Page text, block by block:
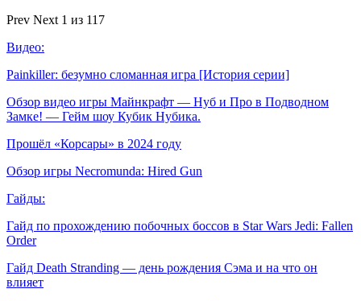
Prev Next 1 из 117
Видео:
Painkiller: безумно сломанная игра [История серии]
Обзор видео игры Майнкрафт — Нуб и Про в Подводном
Замке! — Гейм шоу Кубик Нубика.
Прошёл «Корсары» в 2024 году
Обзор игры Necromunda: Hired Gun
Гайды:
Гайд по прохождению побочных боссов в Star Wars Jedi: Fallen
Order
Гайд Death Stranding — день рождения Сэма и на что он
влияет